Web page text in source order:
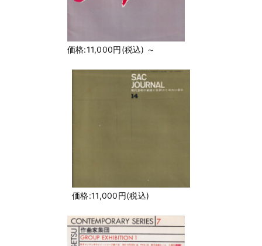
価格:11,000円(税込) ～
価格:11,000円(税込)